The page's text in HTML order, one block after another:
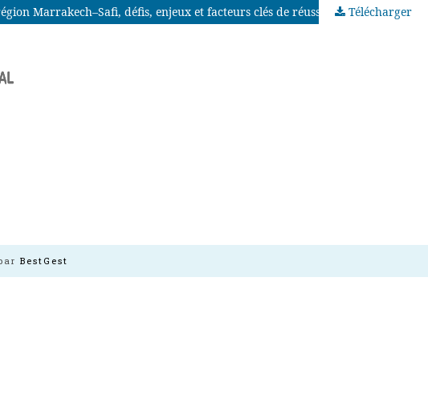
Marrakech–Safi, défis, enjeux et facteurs clés de réussite Télécharger
BestGest